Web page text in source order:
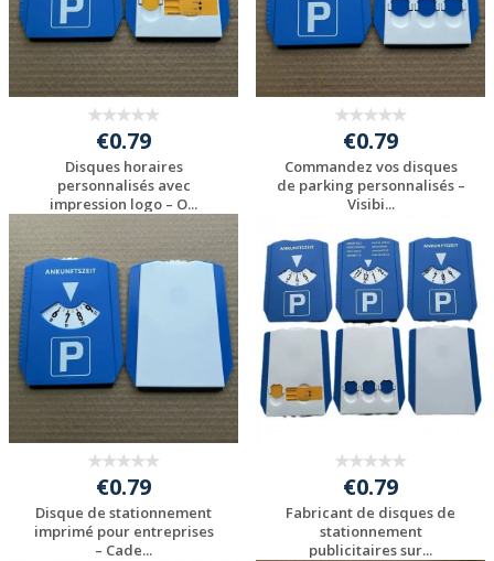
€0.79
Disques horaires
personnalisés avec
impression logo – O...
Personnaliser avec
votre logo
€0.79
Commandez vos disques
de parking personnalisés –
Visibi...
Personnaliser avec
votre logo
€0.79
Disque de stationnement
imprimé pour entreprises
– Cade...
€0.79
Fabricant de disques de
stationnement
publicitaires sur...